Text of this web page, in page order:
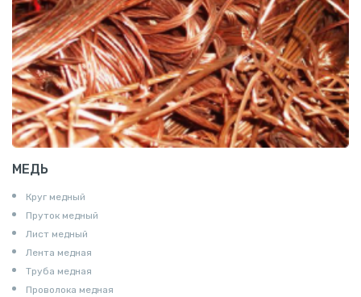
МЕДЬ
Круг медный
Пруток медный
Лист медный
Лента медная
Труба медная
Проволока медная